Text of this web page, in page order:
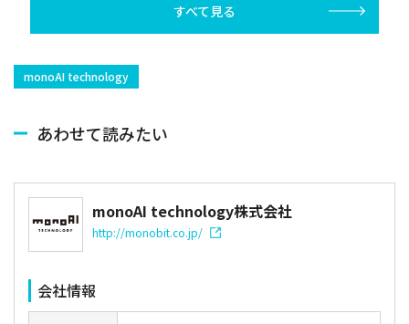
すべて見る
monoAI technology
あわせて読みたい
monoAI technology株式会社
http://monobit.co.jp/
会社情報